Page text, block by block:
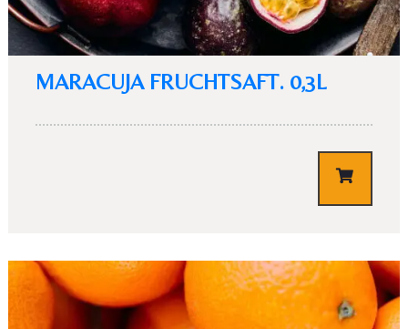
MARACUJA FRUCHTSAFT. 0,3L
3,10